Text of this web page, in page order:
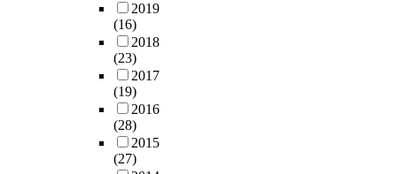
2019
(16)
2018
(23)
2017
(19)
2016
(28)
2015
(27)